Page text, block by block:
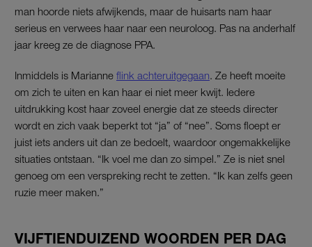
man hoorde niets afwijkends, maar de huisarts nam haar
serieus en verwees haar naar een neuroloog. Pas na anderhalf
jaar kreeg ze de diagnose PPA.
Inmiddels is Marianne flink achteruitgegaan . Ze heeft moeite
om zich te uiten en kan haar ei niet meer kwijt. Iedere
uitdrukking kost haar zoveel energie dat ze steeds directer
wordt en zich vaak beperkt tot “ja” of “nee”. Soms floept er
juist iets anders uit dan ze bedoelt, waardoor ongemakkelijke
situaties ontstaan. “Ik voel me dan zo simpel.” Ze is niet snel
genoeg om een verspreking recht te zetten. “Ik kan zelfs geen
ruzie meer maken.”
VIJFTIENDUIZEND WOORDEN PER DAG